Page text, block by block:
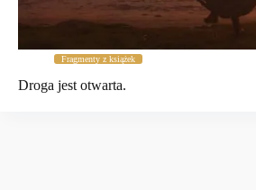
Fragmenty z książek
Droga jest otwarta.